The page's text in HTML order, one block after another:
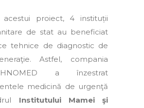
proiect, 4 instituții
de stat au beneficiat
tehnice de diagnostic de
Astfel, compania
a înzestrat
medicină de urgenţă
Institutului Mamei şi